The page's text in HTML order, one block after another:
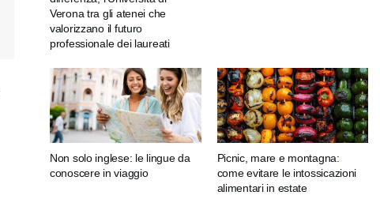
Verona tra gli atenei che
valorizzano il futuro
professionale dei laureati
Non solo inglese: le lingue da
conoscere in viaggio
Picnic, mare e montagna:
come evitare le intossicazioni
alimentari in estate